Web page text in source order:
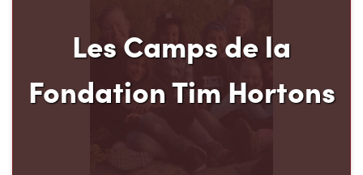
Les Camps de la
Fondation Tim Hortons